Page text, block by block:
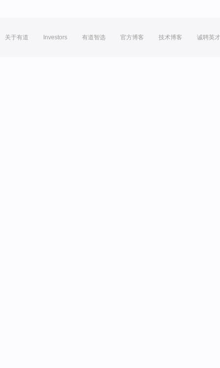
关于有道 Investors 有道智选 官方博客 技术博客 诚聘英才